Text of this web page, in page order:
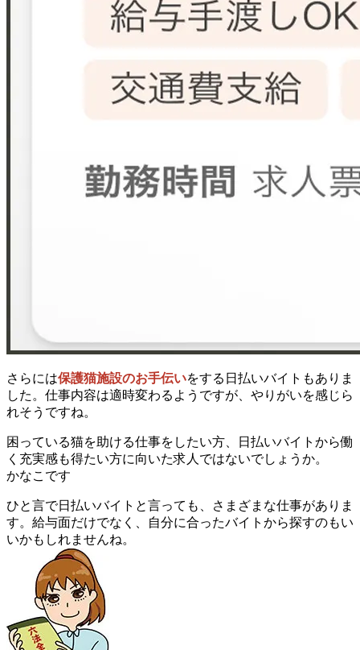
さらには保護猫施設のお手伝いをする日払いバイトもありま
した。仕事内容は適時変わるようですが、やりがいを感じら
れそうですね。
困っている猫を助ける仕事をしたい方、日払いバイトから働
く充実感も得たい方に向いた求人ではないでしょうか。
かなこです
ひと言で日払いバイトと言っても、さまざまな仕事がありま
す。給与面だけでなく、自分に合ったバイトから探すのもい
いかもしれませんね。